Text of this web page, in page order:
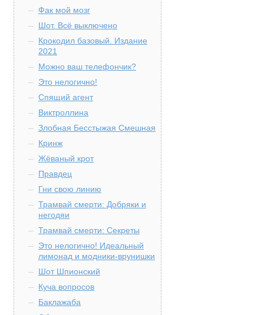
Фак мой мозг
Шот. Всё выключено
Крокодил базовый. Издание
2021
Можно ваш телефончик?
Это нелогично!
Спящий агент
Виктроллина
Злобная Бесстыжая Смешная
Кринж
Жёваный крот
Правдец
Гни свою линию
Трамвай смерти: Добряки и
негодяи
Трамвай смерти: Секреты
Это нелогично! Идеальный
лимонад и модники-врунишки
Шот Шпионский
Куча вопросов
Баклажаба